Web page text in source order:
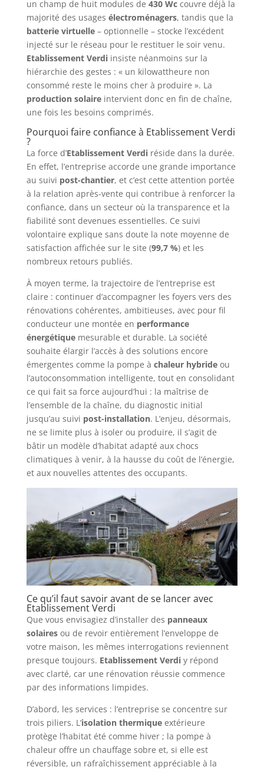
un champ de huit modules de 430 Wccouvre déjà la
majorité des usages électroménagers, tandis que la
batterie virtuelle– optionnelle – stocke l’excédent
injecté sur le réseau pour le restituer le soir venu.
Etablissement Verdiinsiste néanmoins sur la
hiérarchie des gestes : « un kilowattheure non
consommé reste le moins cher à produire ». La
production solaireintervient donc en fin de chaîne,
une fois les besoins comprimés.
Pourquoi faire confiance à Etablissement Verdi
?
La force d’Etablissement Verdiréside dans la durée.
En effet, l’entreprise accorde une grande importance
au suivi post-chantier, et c’est cette attention portée
à la relation après-vente qui contribue à renforcer la
confiance, dans un secteur où la transparence et la
fiabilité sont devenues essentielles. Ce suivi
volontaire explique sans doute la note moyenne de
satisfaction affichée sur le site (99,7 %) et les
nombreux retours publiés.
À moyen terme, la trajectoire de l’entreprise est
claire : continuer d’accompagner les foyers vers des
rénovations cohérentes, ambitieuses, avec pour fil
conducteur une montée en performance
énergétiquemesurable et durable. La société
souhaite élargir l’accès à des solutions encore
émergentes comme la pompe à chaleur hybrideou
l’autoconsommation intelligente, tout en consolidant
ce qui fait sa force aujourd’hui : la maîtrise de
l’ensemble de la chaîne, du diagnostic initial
jusqu’au suivi post-installation. L’enjeu, désormais,
ne se limite plus à isoler ou produire, il s’agit de
bâtir un modèle d’habitat adapté aux chocs
climatiques à venir, à la hausse du coût de l’énergie,
et aux nouvelles attentes des occupants.
Ce qu’il faut savoir avant de se lancer avec
Etablissement Verdi
Que vous envisagiez d’installer des panneaux
solairesou de revoir entièrement l’enveloppe de
votre maison, les mêmes interrogations reviennent
presque toujours. Etablissement Verdiy répond
avec clarté, car une rénovation réussie commence
par des informations limpides.
D’abord, les services : l’entreprise se concentre sur
trois piliers. L’isolation thermiqueextérieure
protège l’habitat été comme hiver ; la pompe à
chaleur offre un chauffage sobre et, si elle est
réversible, un rafraîchissement appréciable à la